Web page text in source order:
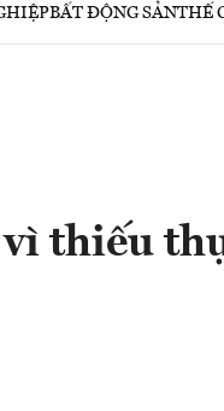
BẤT ĐỘNG SẢNTHẾ
thiếu